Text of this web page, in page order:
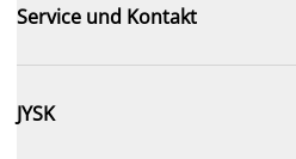
Service und Kontakt
JYSK